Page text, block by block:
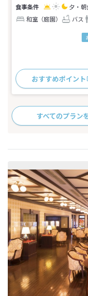
夕・朝
和室（庭園）
バス
おすすめポイント
すべてのプラン